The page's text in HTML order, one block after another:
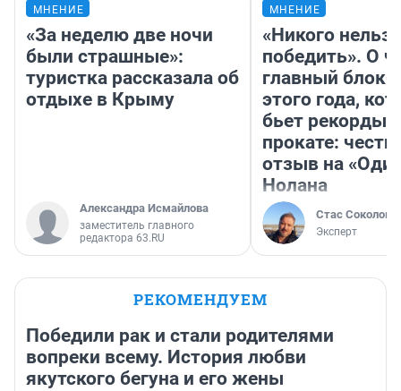
МНЕНИЕ
«За неделю две ночи
были страшные»:
туристка рассказала об
отдыхе в Крыму
Александра Исмайлова
заместитель главного
редактора 63.RU
МНЕНИЕ
«Никого нельзя
победить». О
главный
этого года,
бьет рекорды в
прокате:
отзыв на
Нолана
Стас Соколов
Эксперт
РЕКОМЕНДУЕМ
Победили рак и стали родителями
вопреки всему. История любви
якутского бегуна и его жены